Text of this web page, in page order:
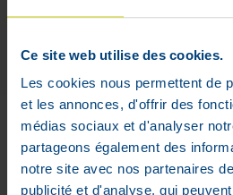
Ce site web utilise des cookies.
Les cookies nous permettent de
et les annonces, d'offrir des
médias sociaux et d'analyser
partageons également des
notre site avec nos partenaires
publicité et d'analyse, qui
Mon compte
Livraisons